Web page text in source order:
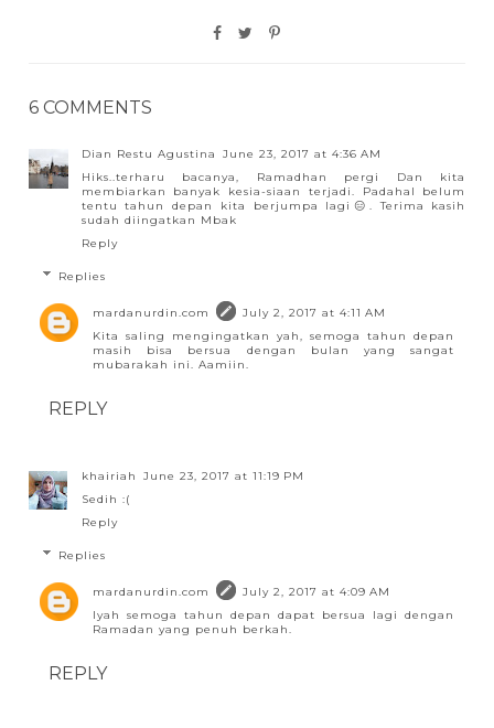
6 COMMENTS
Dian Restu Agustina
June 23, 2017 at 4:36 AM
Hiks..terharu bacanya, Ramadhan pergi Dan kita
membiarkan banyak kesia-siaan terjadi. Padahal belum
tentu tahun depan kita berjumpa lagi😑. Terima kasih
sudah diingatkan Mbak
Reply
Replies
mardanurdin.com
July 2, 2017 at 4:11 AM
Kita saling mengingatkan yah, semoga tahun depan
masih bisa bersua dengan bulan yang sangat
mubarakah ini. Aamiin.
REPLY
khairiah
June 23, 2017 at 11:19 PM
Sedih :(
Reply
Replies
mardanurdin.com
July 2, 2017 at 4:09 AM
Iyah semoga tahun depan dapat bersua lagi dengan
Ramadan yang penuh berkah.
REPLY